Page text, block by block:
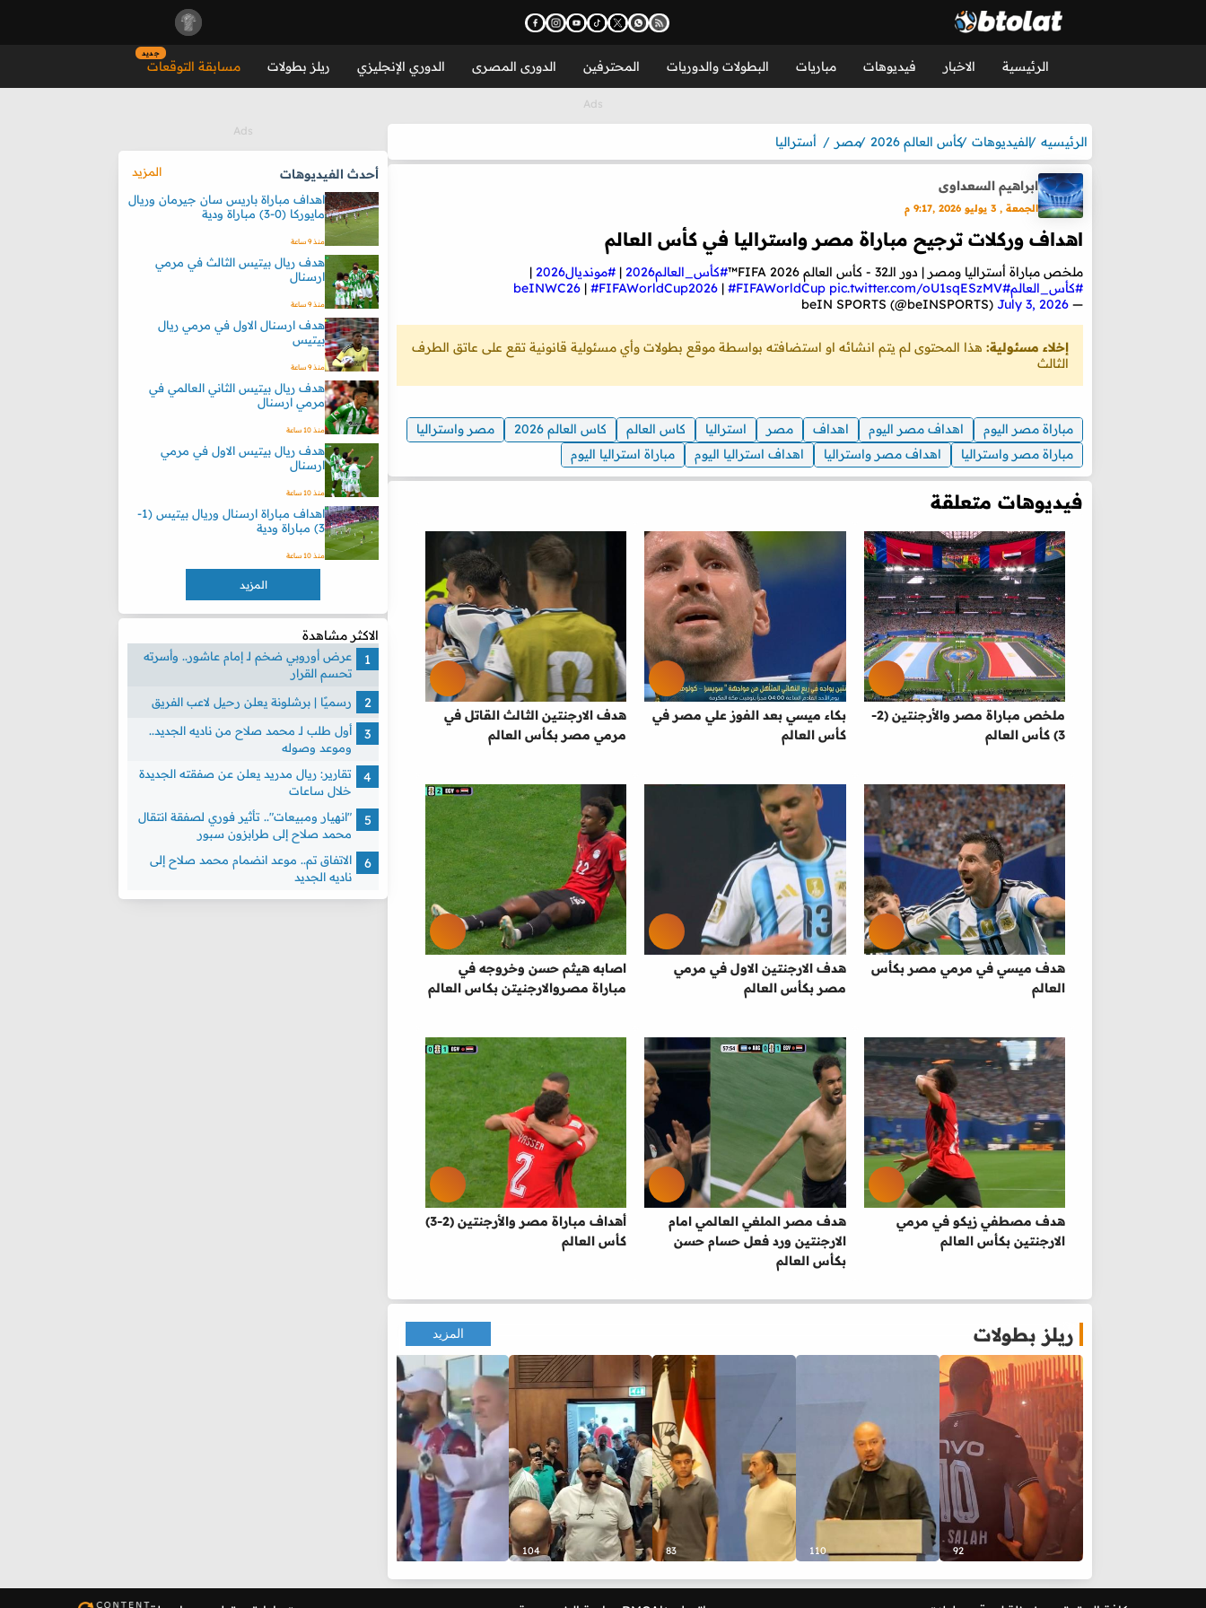
الرئيسية الاخبار فيديوهات مباريات البطولات والدوريات المحترفين الدورى المصرى الدوري الإنجليزي ريلز بطولات مسابقة التوقعات
جديد
الرئيسيه الفيديوهات كأس العالم 2026 مصر أستراليا
ابراهيم السعداوى
الجمعة , 3 يوليو 2026 ,9:17 م
اهداف وركلات ترجيح مباراة مصر واستراليا في كأس العالم
ملخص مباراة أستراليا ومصر | دور الـ32 - كأس العالم FIFA 2026™ #كأس_العالم2026 | #مونديال2026
|
#كأس_العالم#beINWC26
| #FIFAWorldCup2026 | #FIFAWorldCup pic.twitter.com/oU1sqESzMV
— beIN SPORTS (@beINSPORTS)
July 3, 2026
إخلاء مسئولية: هذا المحتوى لم يتم انشائه او استضافته بواسطة موقع بطولات وأي مسئولية قانونية تقع على عاتق الطرف
الثالث
مباراة مصر اليوم اهداف مصر اليوم اهداف مصر استراليا كاس العالم كاس العالم 2026
مصر واستراليا
مباراة مصر واستراليا
اهداف مصر واستراليا اهداف استراليا اليوم مباراة استراليا اليوم
فيديوهات متعلقة
ملخص مباراة مصر والأرجنتين (2-
3) كأس العالم
بكاء ميسي بعد الفوز علي مصر في
كأس العالم
هدف الارجنتين الثالث القاتل في
مرمي مصر بكأس العالم
هدف ميسي في مرمي مصر بكأس
العالم
هدف الارجنتين الاول في مرمي
مصر بكأس العالم
اصابه هيثم حسن وخروجه في
مباراة مصروالارجنيتن بكاس العالم
هدف مصطفي زيكو في مرمي
الارجنتين بكأس العالم
هدف مصر الملغي العالمي امام
الارجنتين ورد فعل حسام حسن
بكأس العالم
أهداف مباراة مصر والأرجنتين (2-3)
كأس العالم
ريلز بطولات المزيد
92
110
83
104
أحدث الفيديوهات
المزيد
اهداف مباراة باريس سان جيرمان وريال
مايوركا (0-3) مباراة ودية
منذ 9 ساعة
هدف ريال بيتيس الثالث في مرمي
ارسنال
منذ 9 ساعة
هدف ارسنال الاول في مرمي ريال
بيتيس
منذ 9 ساعة
هدف ريال بيتيس الثاني العالمي في
مرمي ارسنال
منذ 10 ساعة
هدف ريال بيتيس الاول في مرمي
ارسنال
منذ 10 ساعة
اهداف مباراة ارسنال وريال بيتيس (1-
3) مباراة ودية
منذ 10 ساعة
المزيد
الاكثر مشاهدة
عرض أوروبي ضخم لـ إمام عاشور.. وأسرته
تحسم القرار
رسميًا | برشلونة يعلن رحيل لاعب الفريق
أول طلب لـ محمد صلاح من ناديه الجديد..
وموعد وصوله
تقارير: ريال مدريد يعلن عن صفقته الجديدة
خلال ساعات
"انهيار ومبيعات".. تأثير فوري لصفقة انتقال
محمد صلاح إلى طرابزون سبور
الاتفاق تم.. موعد انضمام محمد صلاح إلى
ناديه الجديد